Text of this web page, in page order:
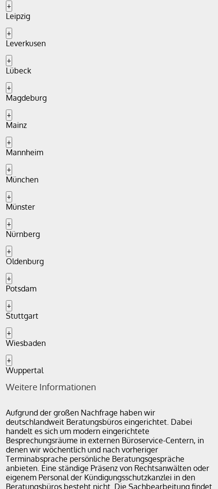
+
Leipzig
+
Leverkusen
+
Lübeck
+
Magdeburg
+
Mainz
+
Mannheim
+
München
+
Münster
+
Nürnberg
+
Oldenburg
+
Potsdam
+
Stuttgart
+
Wiesbaden
+
Wuppertal
Weitere Informationen
Aufgrund der großen Nachfrage haben wir
deutschlandweit Beratungsbüros eingerichtet. Dabei
handelt es sich um modern eingerichtete
Besprechungsräume in externen Büroservice-Centern, in
denen wir wöchentlich und nach vorheriger
Terminabsprache persönliche Beratungsgespräche
anbieten. Eine ständige Präsenz von Rechtsanwälten oder
eigenem Personal der Kündigungsschutzkanzlei in den
Beratungsbüros besteht nicht. Die Sachbearbeitung findet